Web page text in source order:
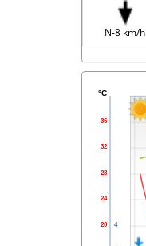
N-8 km/h
°C
20
24
28
32
36
4